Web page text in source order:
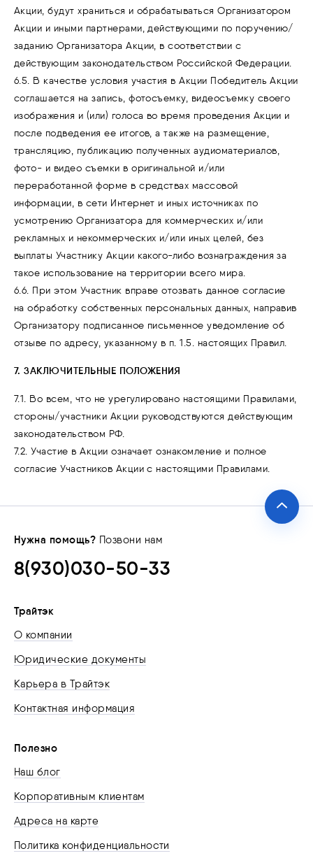
Акции, будут храниться и обрабатываться Организатором
Акции и иными партнерами, действующими по поручению/
заданию Организатора Акции, в соответствии с
действующим законодательством Российской Федерации.
6.5. В качестве условия участия в Акции Победитель Акции
соглашается на запись, фотосъемку, видеосъемку своего
изображения и (или) голоса во время проведения Акции и
после подведения ее итогов, а также на размещение,
трансляцию, публикацию полученных аудиоматериалов,
фото- и видео съемки в оригинальной и/или
переработанной форме в средствах массовой
информации, в сети Интернет и иных источниках по
усмотрению Организатора для коммерческих и/или
рекламных и некоммерческих и/или иных целей, без
выплаты Участнику Акции какого-либо вознаграждения за
такое использование на территории всего мира.
6.6. При этом Участник вправе отозвать данное согласие
на обработку собственных персональных данных, направив
Организатору подписанное письменное уведомление об
отзыве по адресу, указанному в п. 1.5. настоящих Правил.
7. ЗАКЛЮЧИТЕЛЬНЫЕ ПОЛОЖЕНИЯ
7.1. Во всем, что не урегулировано настоящими Правилами,
стороны/участники Акции руководствуются действующим
законодательством РФ.
7.2. Участие в Акции означает ознакомление и полное
согласие Участников Акции с настоящими Правилами.
Нужна помощь? Позвони нам
8(930)030-50-33
Трайтэк
О компании
Юридические документы
Карьера в Трайтэк
Контактная информация
Полезно
Наш блог
Корпоративным клиентам
Адреса на карте
Политика конфиденциальности